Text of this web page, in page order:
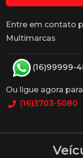
Entre em contato
Multimarcas
(16)99999-
Ou ligue agora
(16)3703-5080